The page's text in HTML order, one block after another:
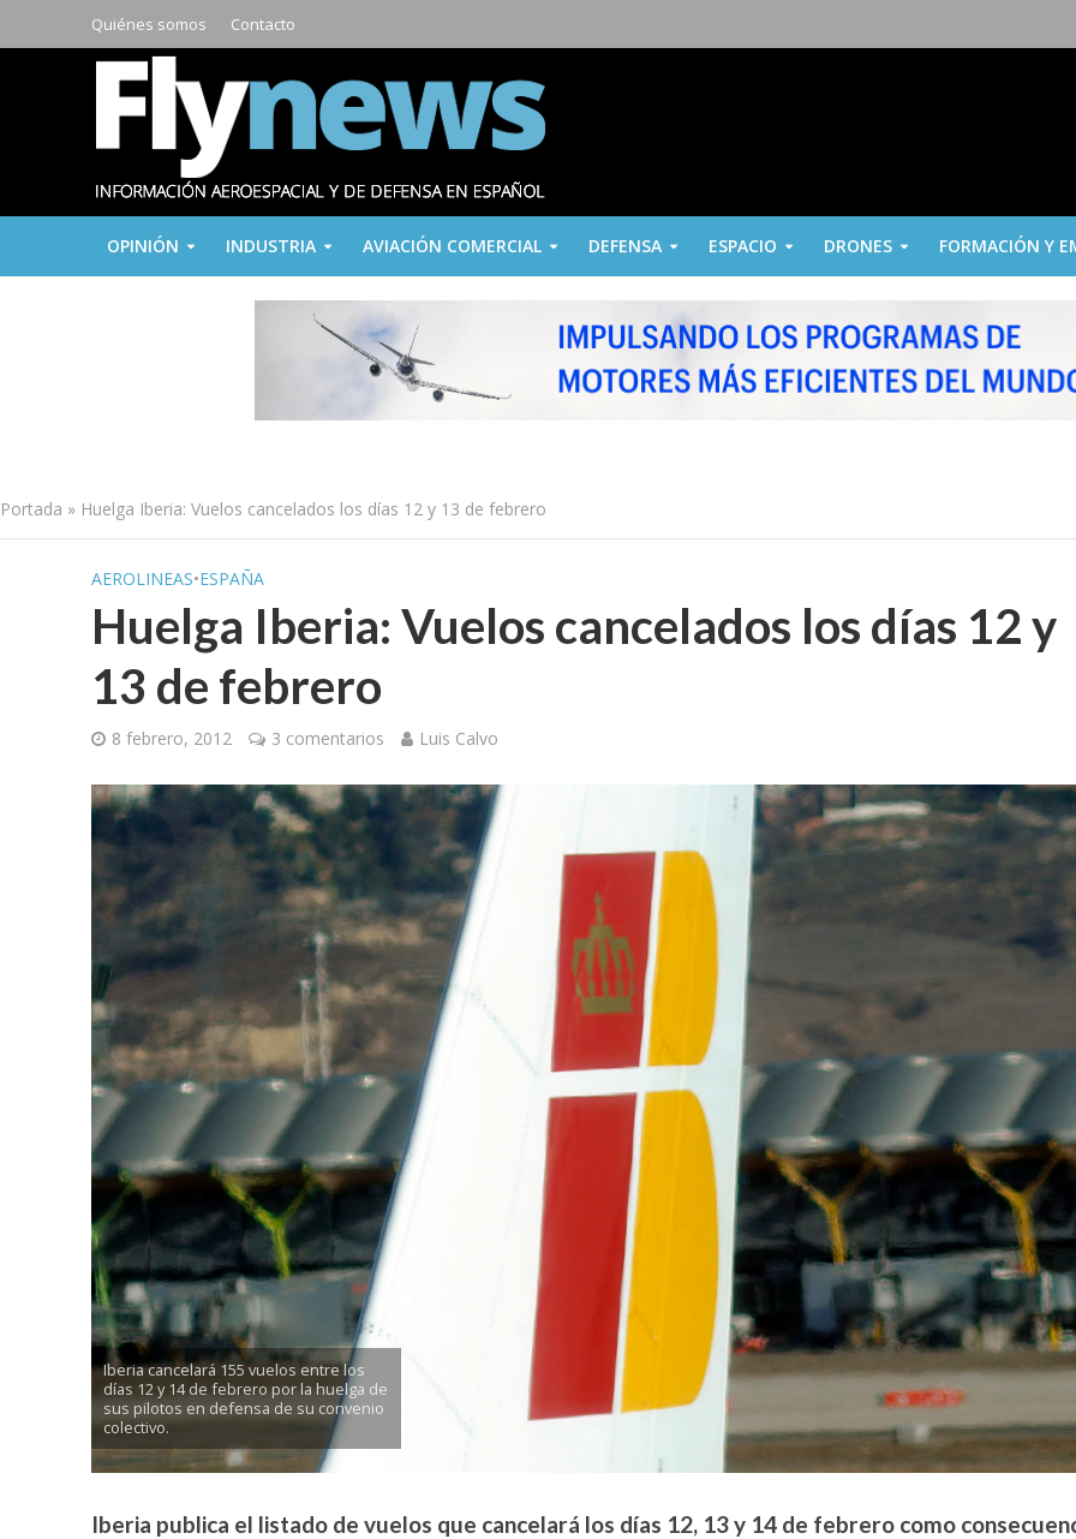
Quiénes somos Contacto
OPINIÓN INDUSTRIA AVIACIÓN COMERCIAL DEFENSA ESPACIO DRONES FORMACIÓN Y
Portada » Huelga Iberia: Vuelos cancelados los días 12 y 13 de febrero
AEROLINEAS•ESPAÑA
Huelga Iberia: Vuelos cancelados los días 12 y
13 de febrero
8 febrero, 2012 3 comentarios Luis Calvo
Iberia cancelará 155 vuelos entre los
días 12 y 14 de febrero por la huelga de
sus pilotos en defensa de su convenio
colectivo.
Iberia publica el listado de vuelos que cancelará los días 12, 13 y 14 de febrero como